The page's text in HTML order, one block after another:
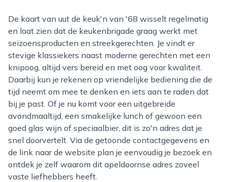
De kaart van uut de keuk'n van '68 wisselt regelmatig
en laat zien dat de keukenbrigade graag werkt met
seizoensproducten en streekgerechten. Je vindt er
stevige klassiekers naast moderne gerechten met een
knipoog, altijd vers bereid en met oog voor kwaliteit.
Daarbij kun je rekenen op vriendelijke bediening die de
tijd neemt om mee te denken en iets aan te raden dat
bij je past. Of je nu komt voor een uitgebreide
avondmaaltijd, een smakelijke lunch of gewoon een
goed glas wijn of speciaalbier, dit is zo'n adres dat je
snel doorvertelt. Via de getoonde contactgegevens en
de link naar de website plan je eenvoudig je bezoek en
ontdek je zelf waarom dit apeldoornse adres zoveel
vaste liefhebbers heeft.